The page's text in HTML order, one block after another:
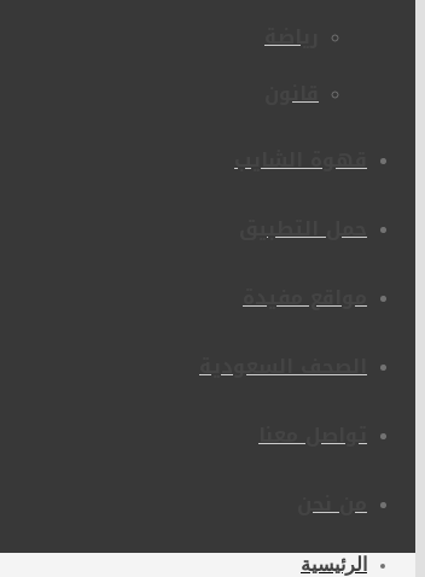
رياضة
قانون
قهوة الشايب
حمل التطبيق
مواقع مفيدة
الصحف السعودية
تواصل معنا
من نحن
الرئيسية